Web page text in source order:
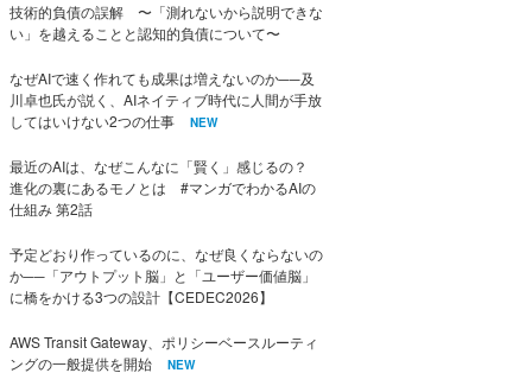
技術的負債の誤解 〜「測れないから説明できな
い」を越えることと認知的負債について〜
なぜAIで速く作れても成果は増えないのか──及
川卓也氏が説く、AIネイティブ時代に人間が手放
してはいけない2つの仕事
NEW
最近のAIは、なぜこんなに「賢く」感じるの？
進化の裏にあるモノとは #マンガでわかるAIの
仕組み 第2話
予定どおり作っているのに、なぜ良くならないの
か──「アウトプット脳」と「ユーザー価値脳」
に橋をかける3つの設計【CEDEC2026】
AWS Transit Gateway、ポリシーベースルーティ
ングの一般提供を開始
NEW